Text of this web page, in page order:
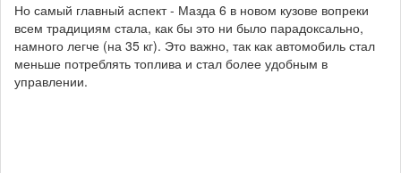
Но самый главный аспект - Мазда 6 в новом кузове вопреки
всем традициям стала, как бы это ни было парадоксально,
намного легче (на 35 кг). Это важно, так как автомобиль стал
меньше потреблять топлива и стал более удобным в
управлении.